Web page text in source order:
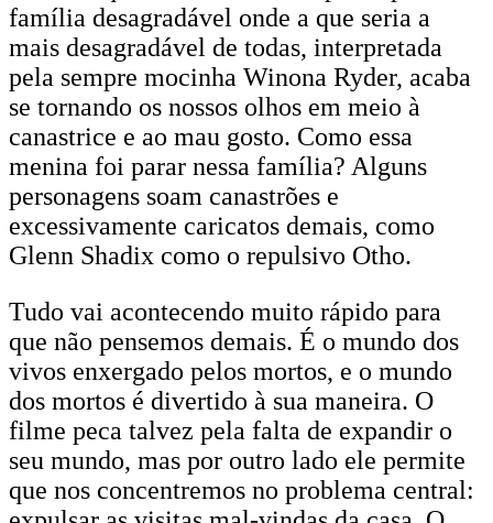
família desagradável onde a que seria a
mais desagradável de todas, interpretada
pela sempre mocinha Winona Ryder, acaba
se tornando os nossos olhos em meio à
canastrice e ao mau gosto. Como essa
menina foi parar nessa família? Alguns
personagens soam canastrões e
excessivamente caricatos demais, como
Glenn Shadix como o repulsivo Otho.
Tudo vai acontecendo muito rápido para
que não pensemos demais. É o mundo dos
vivos enxergado pelos mortos, e o mundo
dos mortos é divertido à sua maneira. O
filme peca talvez pela falta de expandir o
seu mundo, mas por outro lado ele permite
que nos concentremos no problema central: